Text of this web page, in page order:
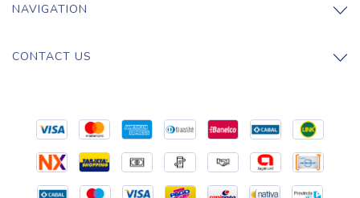
NAVIGATION
CONTACT US